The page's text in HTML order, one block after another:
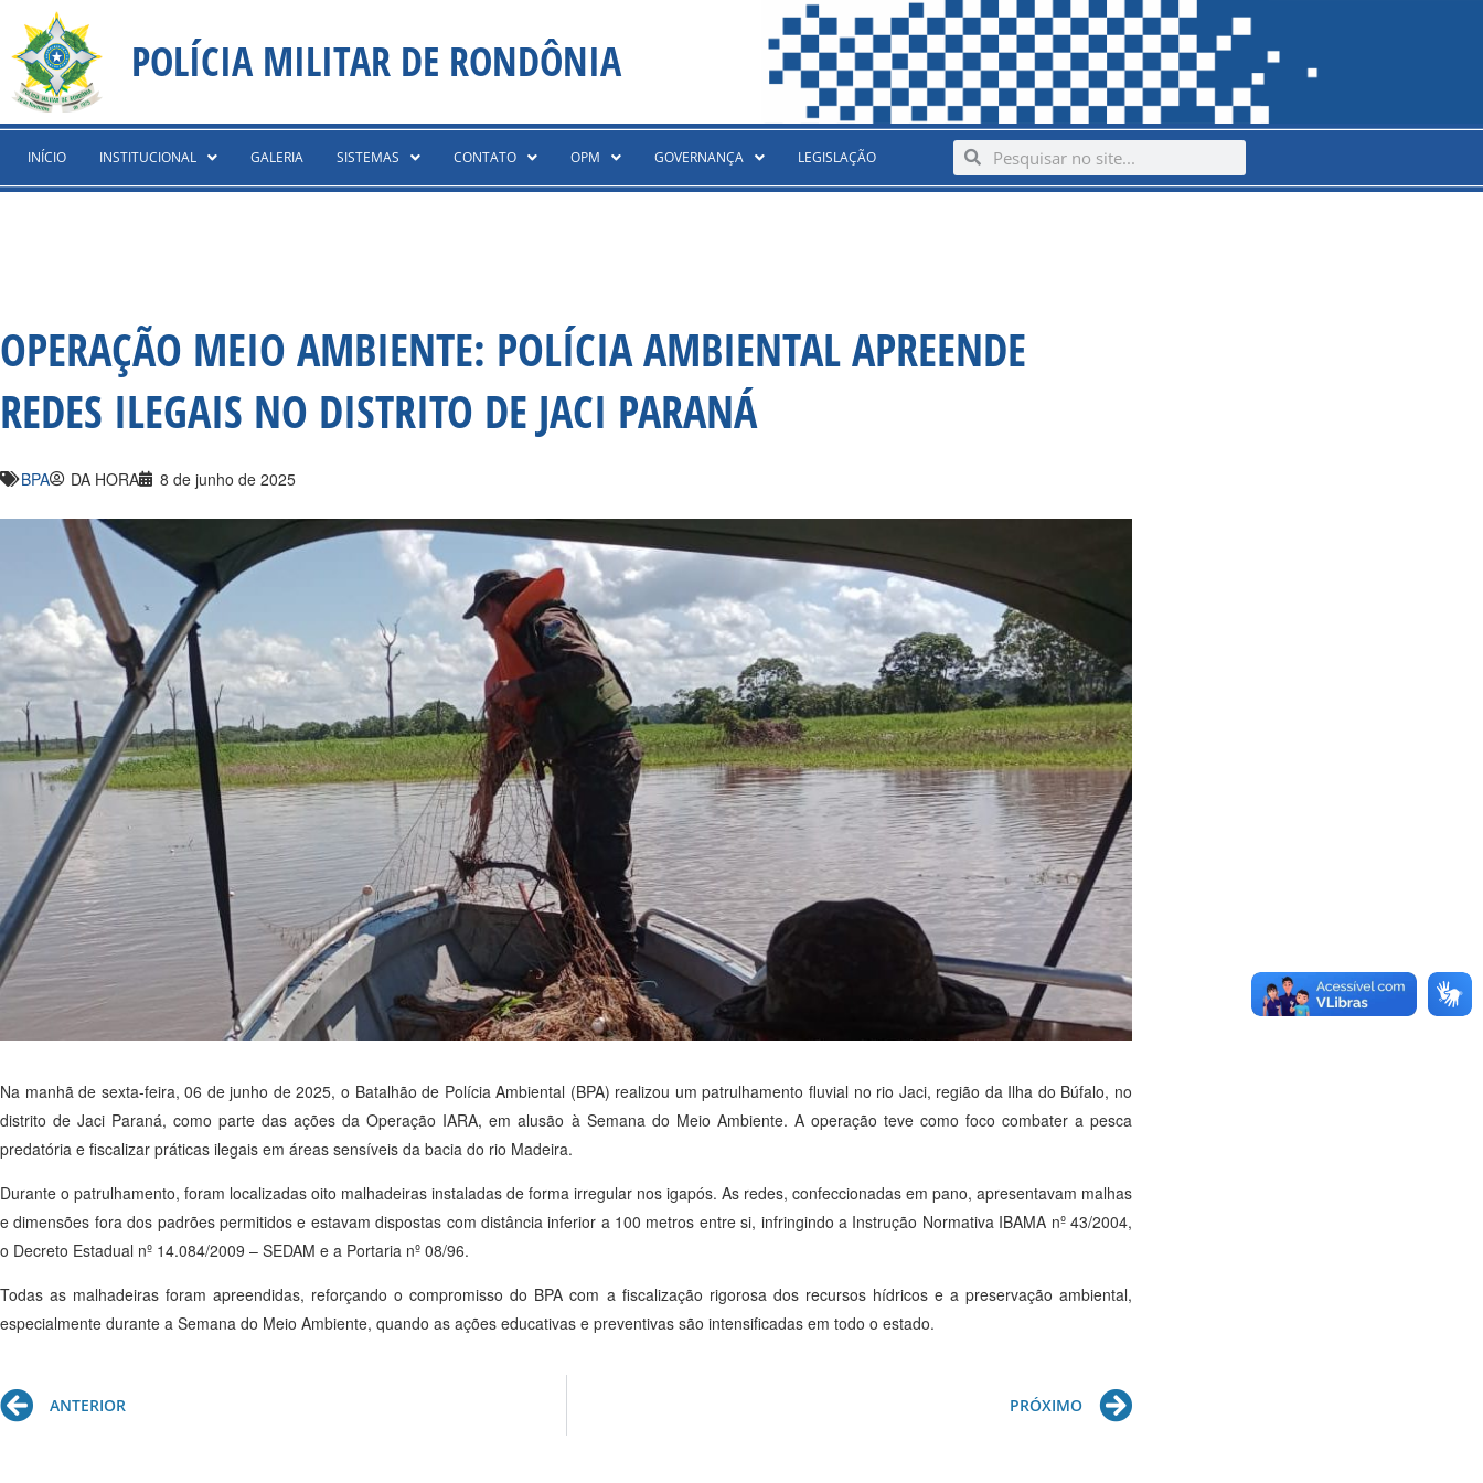
content
para
conteúdo
POLÍCIA MILITAR DE RONDÔNIA
INÍCIO INSTITUCIONAL GALERIA SISTEMAS CONTATO OPM GOVERNANÇA LEGISLAÇÃO SearchSearch
OPERAÇÃO MEIO AMBIENTE: POLÍCIA AMBIENTAL APREENDE
REDES ILEGAIS NO DISTRITO DE JACI PARANÁ
BPA DA HORA 8 de junho de 2025
Na manhã de sexta-feira, 06 de junho de 2025, o Batalhão de Polícia Ambiental (BPA) realizou um patrulhamento fluvial no rio Jaci, região da Ilha do Búfalo, no
distrito de Jaci Paraná, como parte das ações da Operação IARA, em alusão à Semana do Meio Ambiente. A operação teve como foco combater a pesca
predatória e fiscalizar práticas ilegais em áreas sensíveis da bacia do rio Madeira.
Durante o patrulhamento, foram localizadas oito malhadeiras instaladas de forma irregular nos igapós. As redes, confeccionadas em pano, apresentavam malhas
e dimensões fora dos padrões permitidos e estavam dispostas com distância inferior a 100 metros entre si, infringindo a Instrução Normativa IBAMA nº 43/2004,
o Decreto Estadual nº 14.084/2009 – SEDAM e a Portaria nº 08/96.
Todas as malhadeiras foram apreendidas, reforçando o compromisso do BPA com a fiscalização rigorosa dos recursos hídricos e a preservação ambiental,
especialmente durante a Semana do Meio Ambiente, quando as ações educativas e preventivas são intensificadas em todo o estado.
Prev
ANTERIOR PRÓXIMO Next